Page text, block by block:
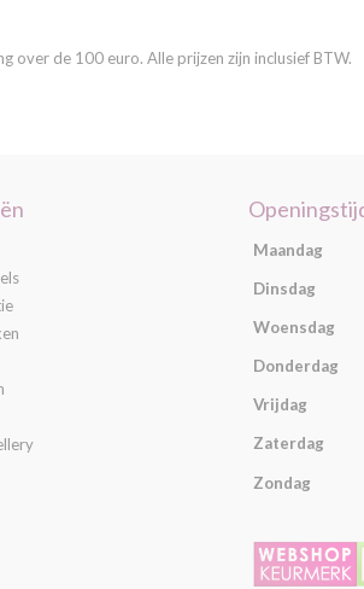
over de 100 euro. Alle prijzen zijn inclusief BTW.
Maandag
Dinsdag
Woensdag
Donderdag
Vrijdag
Zaterdag
Zondag